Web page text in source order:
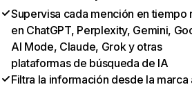
Supervisa cada mención en tiempo
en ChatGPT, Perplexity, Gemini,
AI Mode, Claude, Grok y otras
plataformas de búsqueda de IA
Filtra la información desde la marca